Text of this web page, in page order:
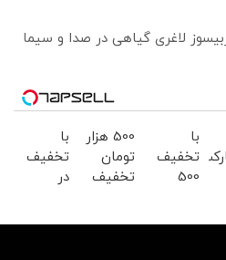
لاغری گیاهی در صدا و سیما
با
تخفیف
500
500 هزار
تومان
تخفیف
با
تخفیف
در